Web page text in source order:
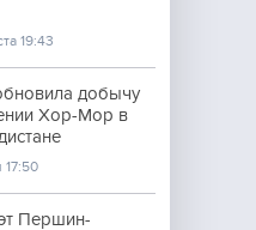
19:43
добычу
Хор-Мор в
Першин-